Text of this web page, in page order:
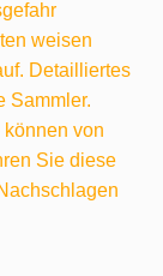
weisen
Detailliertes
Sammler.
von
Sie diese